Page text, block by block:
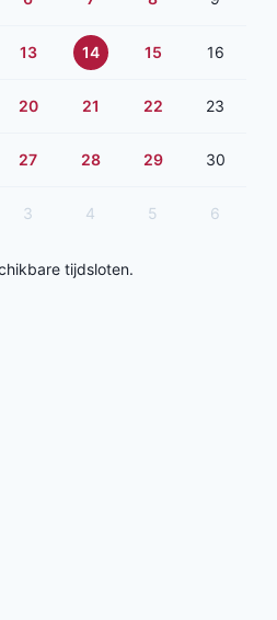
13 14 15 16
20 21 22 23
27 28 29 30
3 4 5 6
tijdsloten.